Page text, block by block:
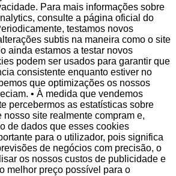
Para mais informações sobre
consulte a página oficial do
testamos novos
subtis na maneira como o site
ainda estamos a testar novos
podem ser usados para garantir que
consistente enquanto estiver no
que optimizações os nossos
• À medida que vendemos
percebermos as estatísticas sobre
site realmente compram e,
de dados que esses cookies
para o utilizador, pois significa
de negócios com precisão, o
os nossos custos de publicidade e
melhor preço possível para o